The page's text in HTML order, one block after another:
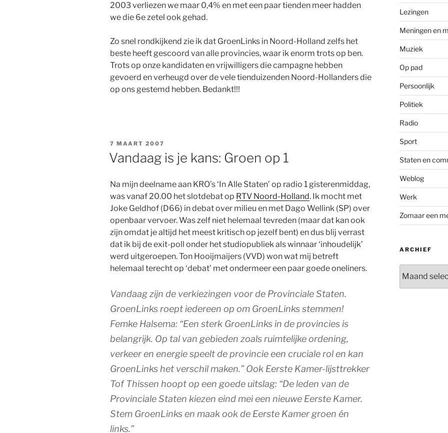
2003 verliezen we maar 0,4% en met een paar tienden meer hadden
we die 6e zetel ook gehad.
Zo snel rondkijkend zie ik dat GroenLinks in Noord-Holland zelfs het
beste heeft gescoord van alle provincies, waar ik enorm trots op ben.
Trots op onze kandidaten en vrijwilligers die campagne hebben
gevoerd en verheugd over de vele tienduizenden Noord-Hollanders die
op ons gestemd hebben. Bedankt!!!
GEPLAATST
OP
7 MAART 2007
Vandaag is je kans: Groen op 1
Na mijn deelname aan KRO’s ‘In Alle Staten’ op radio 1 gisterenmiddag,
was vanaf 20.00 het slotdebat op RTV Noord-Holland. Ik mocht met
Joke Geldhof (D66) in debat over milieu en met Dago Wellink (SP) over
openbaar vervoer. Was zelf niet helemaal tevreden (maar dat kan ook
zijn omdat je altijd het meest kritisch op jezelf bent) en dus blij verrast
dat ik bij de exit-poll onder het studiopubliek als winnaar ‘inhoudelijk’
werd uitgeroepen. Ton Hooijmaijers (VVD) won wat mij betreft
helemaal terecht op ‘debat’ met ondermeer een paar goede oneliners.
Vandaag zijn de verkiezingen voor de Provinciale Staten.
GroenLinks roept iedereen op om GroenLinks stemmen!
Femke Halsema: “Een sterk GroenLinks in de provincies is
belangrijk. Op tal van gebieden zoals ruimtelijke ordening,
verkeer en energie speelt de provincie een cruciale rol en kan
GroenLinks het verschil maken.” Ook Eerste Kamer-lijsttrekker
Tof Thissen hoopt op een goede uitslag: “De leden van de
Provinciale Staten kiezen eind mei een nieuwe Eerste Kamer.
Stem GroenLinks en maak ook de Eerste Kamer groen én
links.”
Lezingen
Meningen en
Muziek
Op pad
Persoonlijk
Politiek
Radio
Sport
Staten en
Weblog
Werk
Zomaar een
ARCHIEF